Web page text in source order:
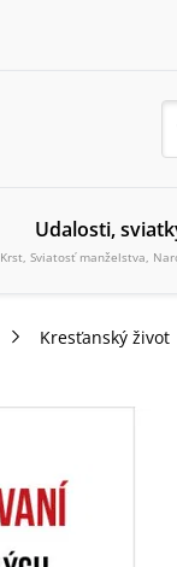
Udalosti,
Krst, Sviatosť manželstva,
Kresťanský život